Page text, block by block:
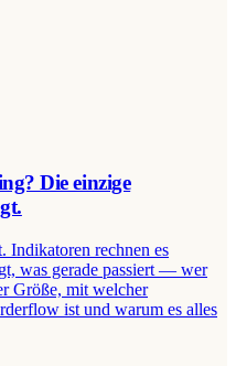
Die einzige
Indikatoren rechnen es
was gerade passiert — wer
Größe, mit welcher
ist und warum es alles